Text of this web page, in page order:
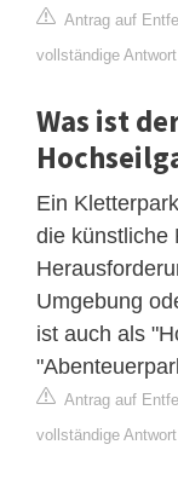
Antrag auf
vollständige
Was ist
Ein
die künstliche
Umgebung
ist auch als
Antrag auf
vollständige